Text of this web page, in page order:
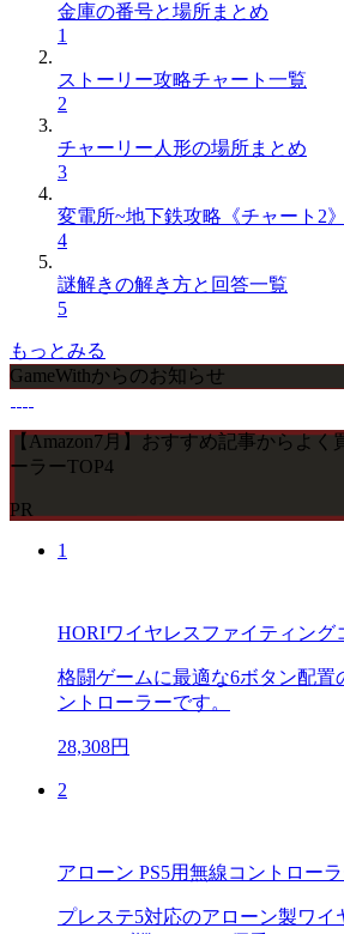
金庫の番号と場所まとめ
1
ストーリー攻略チャート一覧
2
チャーリー人形の場所まとめ
3
変電所~地下鉄攻略《チャート2》
4
謎解きの解き方と回答一覧
5
もっとみる
GameWithからのお知らせ
【Amazon7月】おすすめ記事からよく
ーラーTOP4
PR
1
HORIワイヤレスファイティング
格闘ゲームに最適な6ボタン配置
ントローラーです。
28,308円
2
アローン PS5用無線コントロー
プレステ5対応のアローン製ワイ